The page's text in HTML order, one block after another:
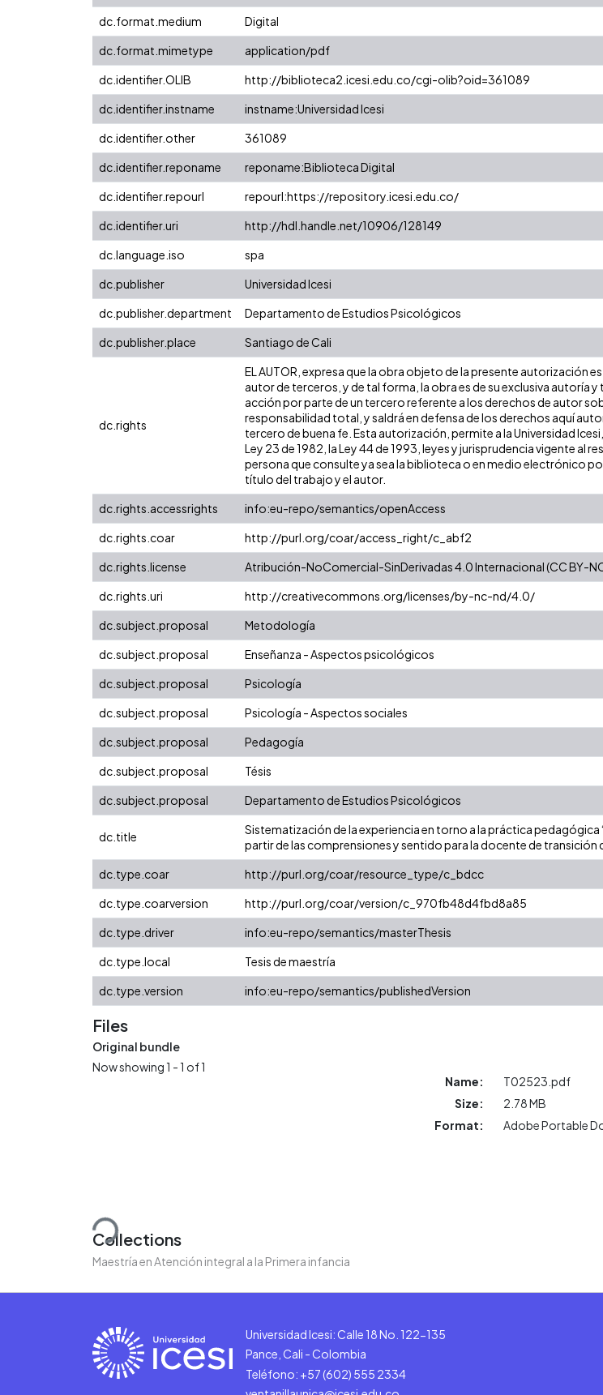
dc.format.medium
Digital
dc.format.mimetype
application/pdf
dc.identifier.OLIB
http://biblioteca2.icesi.edu.co/cgi-olib?oid=361089
dc.identifier.instname
instname:Universidad Icesi
dc.identifier.other
361089
dc.identifier.reponame
reponame:Biblioteca Digital
dc.identifier.repourl
repourl:https://repository.icesi.edu.co/
dc.identifier.uri
http://hdl.handle.net/10906/128149
dc.language.iso
spa
dc.publisher
Universidad Icesi
dc.publisher.department
Departamento de Estudios Psicológicos
dc.publisher.place
Santiago de Cali
dc.rights
EL AUTOR, expresa que la obra objeto de la presente autorización
autor de terceros, y de tal forma, la obra es de su exclusiva autoría
acción por parte de un tercero referente a los derechos de autor
responsabilidad total, y saldrá en defensa de los derechos aquí
tercero de buena fe. Esta autorización, permite a la Universidad
Ley 23 de 1982, la Ley 44 de 1993, leyes y jurisprudencia vigente
persona que consulte ya sea la biblioteca o en medio electrónico
título del trabajo y el autor.
dc.rights.accessrights
info:eu-repo/semantics/openAccess
dc.rights.coar
http://purl.org/coar/access_right/c_abf2
dc.rights.license
Atribución-NoComercial-SinDerivadas 4.0 Internacional (CC BY-
dc.rights.uri
http://creativecommons.org/licenses/by-nc-nd/4.0/
dc.subject.proposal
Metodología
dc.subject.proposal
Enseñanza - Aspectos psicológicos
dc.subject.proposal
Psicología
dc.subject.proposal
Psicología - Aspectos sociales
dc.subject.proposal
Pedagogía
dc.subject.proposal
Tésis
dc.subject.proposal
Departamento de Estudios Psicológicos
dc.title
Sistematización de la experiencia en torno a la práctica
partir de las comprensiones y sentido para la docente de transición
dc.type.coar
http://purl.org/coar/resource_type/c_bdcc
dc.type.coarversion
http://purl.org/coar/version/c_970fb48d4fbd8a85
dc.type.driver
info:eu-repo/semantics/masterThesis
dc.type.local
Tesis de maestría
dc.type.version
info:eu-repo/semantics/publishedVersion
Files
Original bundle
Now showing1 - 1 of 1
Loading...
Name:
T02523.pdf
Size:
2.78 MB
Format:
Adobe Portable
Collections
Maestría en Atención integral a la Primera infancia
Universidad Icesi: Calle 18 No. 122-135
Pance, Cali - Colombia
Teléfono: +57 (602) 555 2334